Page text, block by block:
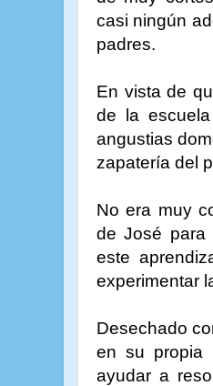
casi ningún
padres.
En vista de
de la
angustias
zapatería del
No era muy
de José para
este
experimentar
Desechado
en su propia
ayudar a